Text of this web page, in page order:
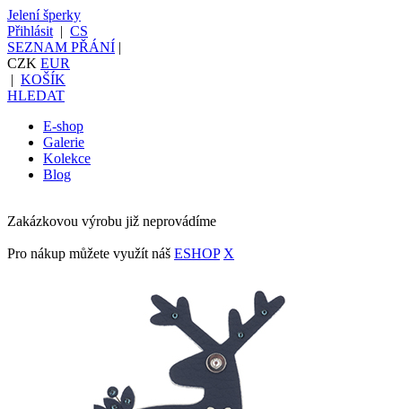
Jelení šperky
Přihlásit | CS
SEZNAM PŘÁNÍ |
CZK EUR
| KOŠÍK
HLEDAT
E-shop
Galerie
Kolekce
Blog
Zakázkovou výrobu již neprovádíme
Pro nákup můžete využít náš ESHOP X